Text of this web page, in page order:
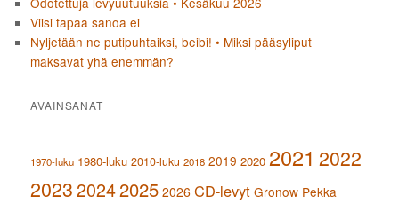
Viisi tapaa sanoa ei
Nyljetään ne putipuhtaiksi, beibi! • Miksi pääsyliput
maksavat yhä enemmän?
AVAINSANAT
1970-luku 1980-luku 2010-luku 2018 2019 2020 2021 2022
202320242025 2026 CD-levyt Gronow Pekka